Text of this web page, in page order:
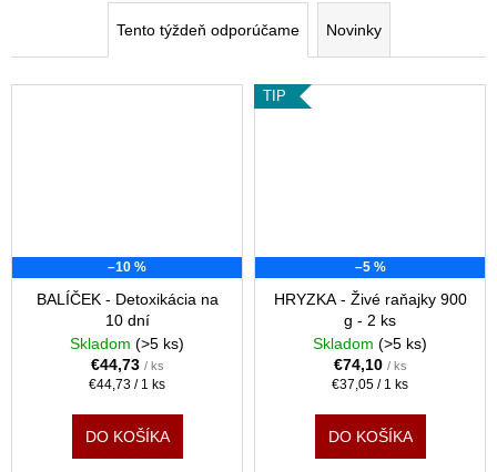
Tento týždeň odporúčame Novinky
–10 %
BALÍČEK - Detoxikácia na
10 dní
Skladom (>5 ks)
€44,73 / ks
Jednotková
€44,73 / 1 ks
DO KOŠÍKA
TIP
–5 %
HRYZKA - Živé raňajky 900
g - 2 ks
Skladom (>5 ks)
€74,10 / ks
Jednotková
€37,05 / 1 ks
DO KOŠÍKA